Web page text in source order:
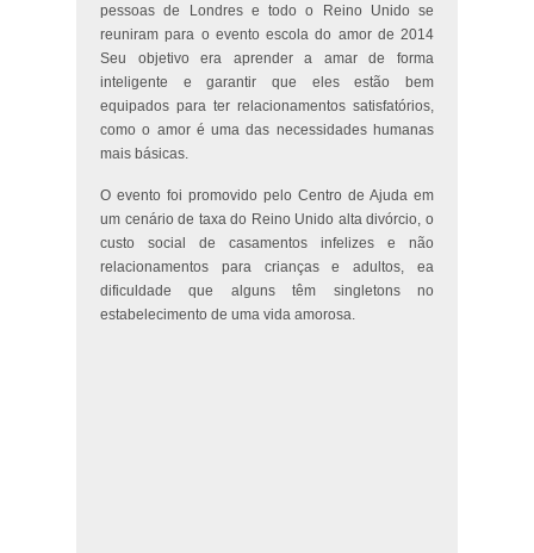
pessoas de Londres e todo o Reino Unido se
reuniram para o evento escola do amor de 2014
Seu objetivo era aprender a amar de forma
inteligente e garantir que eles estão bem
equipados para ter relacionamentos satisfatórios,
como o amor é uma das necessidades humanas
mais básicas.
O evento foi promovido pelo Centro de Ajuda em
um cenário de taxa do Reino Unido alta divórcio, o
custo social de casamentos infelizes e não
relacionamentos para crianças e adultos, ea
dificuldade que alguns têm singletons no
estabelecimento de uma vida amorosa.